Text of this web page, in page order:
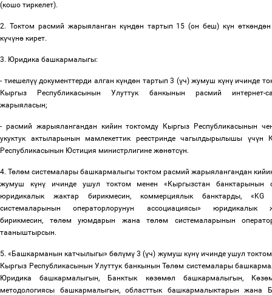
(кошо тиркелет).
2. Токтом расмий жарыяланган күндөн тартып 15 (он беш) күнөткөндө
күчүнө кирет.
3. Юридика башкармалыгы:
- тиешелүүдокументтерди алган күндөн тартып 3 (үч) жумуш күнүичинде
Кыргыз Республикасынын Улуттук банкынын расмий интернет-
жарыяласын;
- расмий жарыялангандан кийин токтомду Кыргыз Республикасынын
укуктук актыларынын мамлекеттик реестринде чагылдырылышы үчүн
Республикасынын Юстиция министрлигине жөнөтсүн.
4. Төлөм системалары башкармалыгы токтом расмий жарыялангандан
жумуш күнүичинде ушул токтом менен «Кыргызстан банктарынын
юридикалык жактар бирикмесин, коммерциялык банктарды, «KG
системаларынын операторлорунун ассоциациясы» юридикалык
бирикмесин, төлөм уюмдарын жана төлөм системаларынын
тааныштырсын.
5. «Башкарманын катчылыгы» бөлүмү 3 (үч) жумуш күнүичинде ушул
Кыргыз Республикасынын Улуттук банкынын Төлөм системалары
Юридика башкармалыгын, Банктык көзөмөл башкармалыгын, Көзө
методологиясы башкармалыгын, областтык башкармалыктарын жана